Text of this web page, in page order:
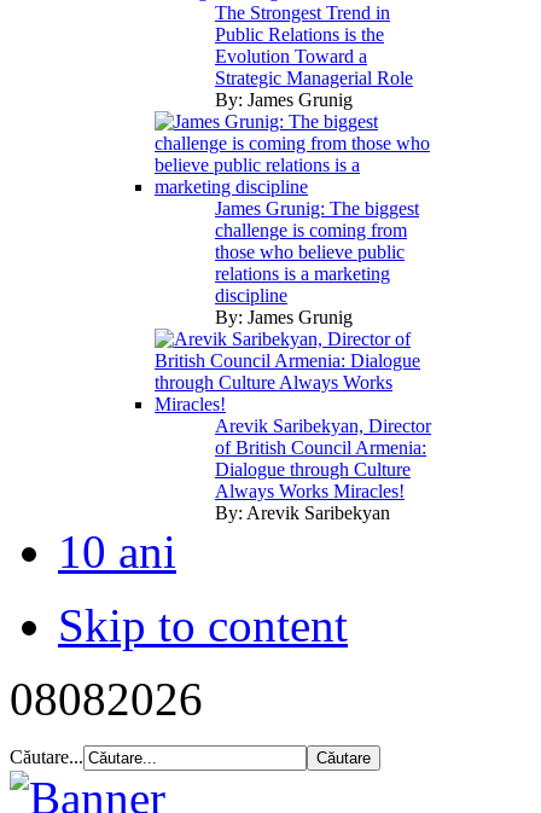
The Strongest Trend in
Public Relations is the
Evolution Toward a
Strategic Managerial Role
By: James Grunig
James Grunig: The biggest
challenge is coming from
those who believe public
relations is a marketing
discipline
By: James Grunig
Arevik Saribekyan, Director
of British Council Armenia:
Dialogue through Culture
Always Works Miracles!
By: Arevik Saribekyan
10 ani
Skip to content
08082026
Căutare...